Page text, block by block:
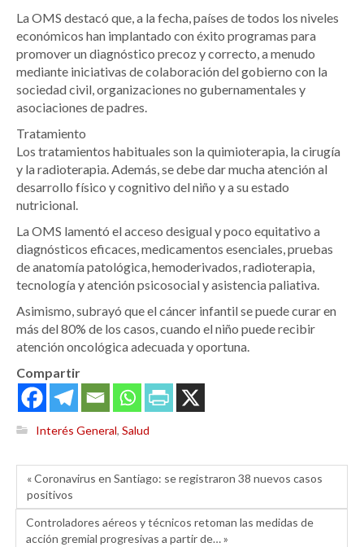
La OMS destacó que, a la fecha, países de todos los niveles
económicos han implantado con éxito programas para
promover un diagnóstico precoz y correcto, a menudo
mediante iniciativas de colaboración del gobierno con la
sociedad civil, organizaciones no gubernamentales y
asociaciones de padres.
Tratamiento
Los tratamientos habituales son la quimioterapia, la cirugía
y la radioterapia. Además, se debe dar mucha atención al
desarrollo físico y cognitivo del niño y a su estado
nutricional.
La OMS lamentó el acceso desigual y poco equitativo a
diagnósticos eficaces, medicamentos esenciales, pruebas
de anatomía patológica, hemoderivados, radioterapia,
tecnología y atención psicosocial y asistencia paliativa.
Asimismo, subrayó que el cáncer infantil se puede curar en
más del 80% de los casos, cuando el niño puede recibir
atención oncológica adecuada y oportuna.
Compartir
Interés General, Salud
« Coronavirus en Santiago: se registraron 38 nuevos casos
positivos
Controladores aéreos y técnicos retoman las medidas de
acción gremial progresivas a partir de… »